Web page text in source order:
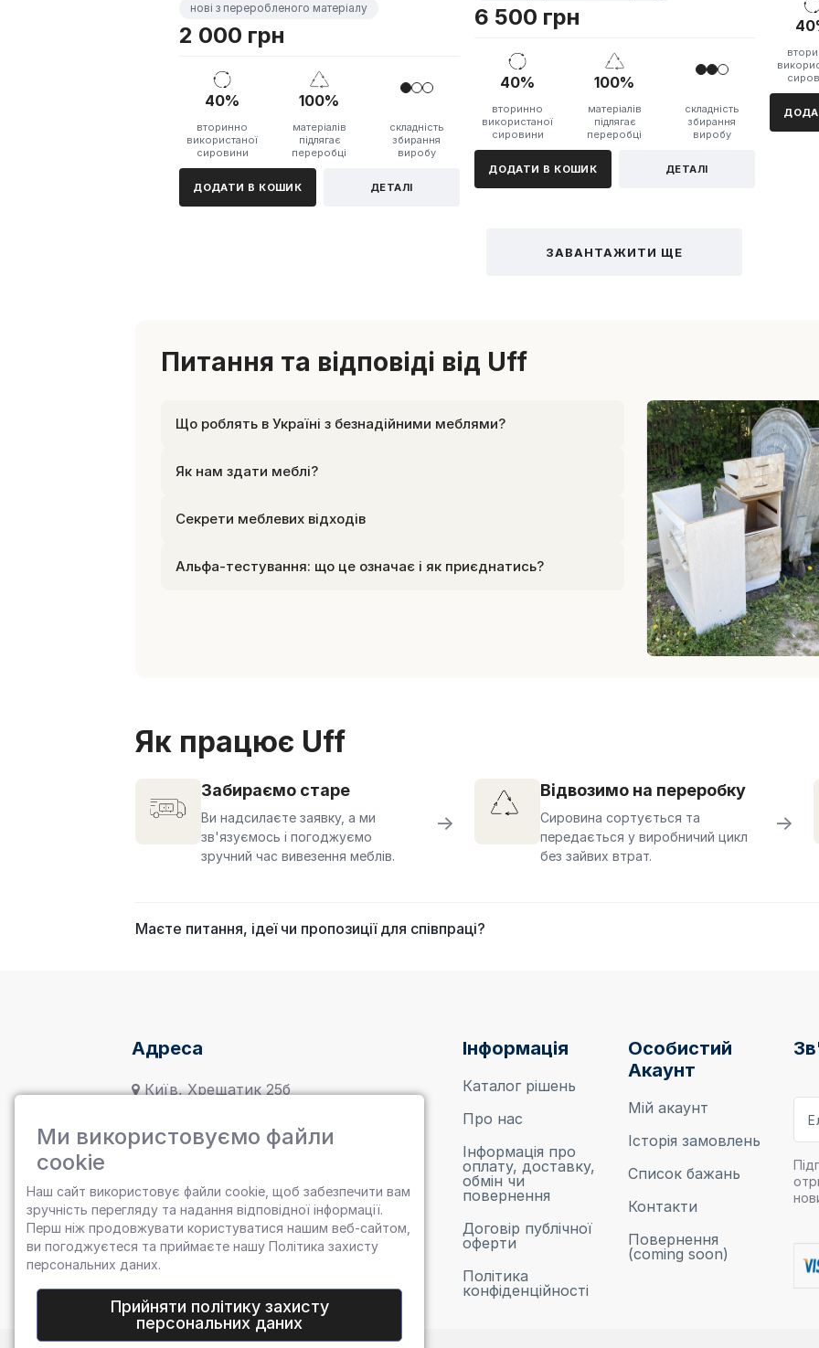
нові з переробленого матеріалу
2 000 грн
40%
вторинно
використаної
сировини
100%
матеріалів
підлягає
переробці
складність
збирання
виробу
ДОДАТИ В КОШИК ДЕТАЛІ
6 500 грн
40%
вторинно
використаної
сировини
100%
матеріалів
підлягає
переробці
складність
збирання
виробу
ДОДАТИ В КОШИК ДЕТАЛІ
ЗАВАНТАЖИТИ ЩЕ
Питання та відповіді від Uff
Що роблять в Україні з безнадійними меблями?
Як нам здати меблі?
Секрети меблевих відходів
Альфа-тестування: що це означає і як приєднатись?
Як працює Uff
Забираємо старе
Ви надсилаєте заявку, а ми
зв'язуємось і погоджуємо
зручний час вивезення меблів.
→
Відвозимо на переробку
Сировина сортується та
передається у виробничий цикл
без зайвих втрат.
→
Маєте питання, ідеї чи пропозиції для співпраці?
Ми використовуємо файли
cookie
Наш сайт використовує файли cookie, щоб забезпечити вам
зручність перегляду та надання відповідної інформації.
Перш ніж продовжувати користуватися нашим веб-сайтом,
ви погоджуєтеся та приймаєте нашу Політика захисту
персональних даних.
Прийняти політику захисту
персональних даних
Адреса
Київ, Хрещатик 25б
service@uff.rocks
Uff Rocks
Інформація
Каталог рішень
Про нас
Інформація про
оплату, доставку,
обмін чи
повернення
Договір публічної
оферти
Політика
конфіденційності
Особистий
Акаунт
Мій акаунт
Історія замовлень
Список бажань
Контакти
Повернення
(coming soon)